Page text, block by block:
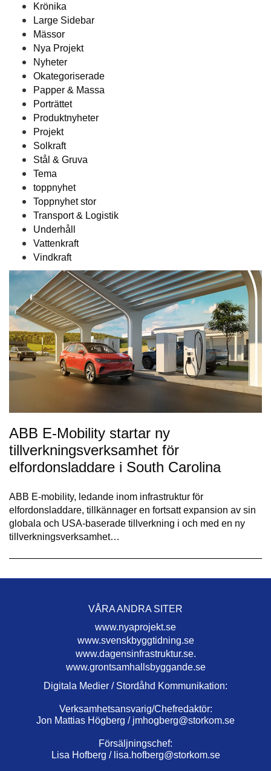
Krönika
Large Sidebar
Mässor
Nya Projekt
Nyheter
Okategoriserade
Papper & Massa
Porträttet
Produktnyheter
Projekt
Solkraft
Stål & Gruva
Tema
toppnyhet
Toppnyhet stor
Transport & Logistik
Underhåll
Vattenkraft
Vindkraft
ABB E-Mobility startar ny
tillverkningsverksamhet för
elfordonsladdare i South Carolina
ABB E-mobility, ledande inom infrastruktur för
elfordonsladdare, tillkännager en fortsatt expansion av sin
globala och USA-baserade tillverkning i och med en ny
tillverkningsverksamhet…
VÅRA ANDRA SITER
www.nyaprojekt.se
www.svenskbyggtidning.se
www.dagensinfrastruktur.se.
www.grontsamhallsbyggande.se
Digitala Medier / Stordåhd Kommunikation:
Verksamhetsansvarig/Chefredaktör:
Jon Mattias Högberg / jmhogberg@storkom.se
Försäljningschef:
Lisa Hofberg / lisa.hofberg@storkom.se